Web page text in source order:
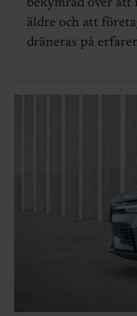
bekymrad över att
äldre och att
dräneras på